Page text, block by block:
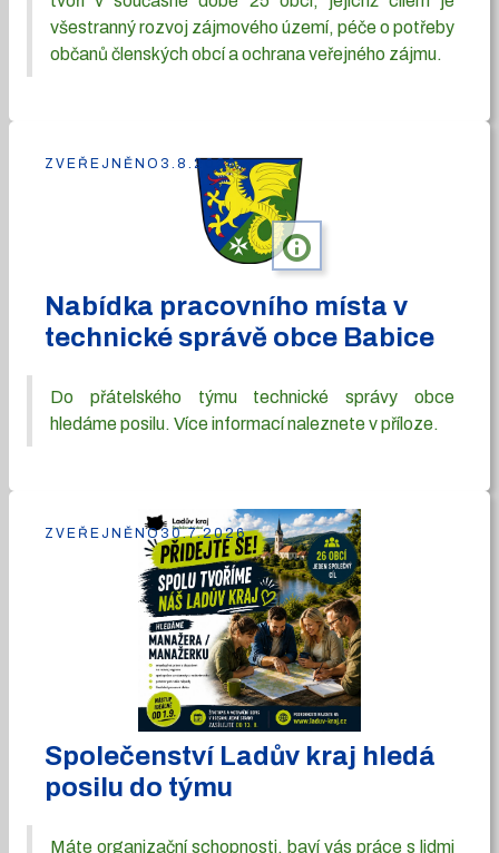
všestranný rozvoj zájmového území, péče o potřeby
občanů členských obcí a ochrana veřejného zájmu.
info
Nabídka pracovního místa v
technické správě obce Babice
Do přátelského týmu technické správy obce
hledáme posilu. Více informací naleznete v příloze.
ZVEŘEJNĚNO 3.8.2026
Společenství Ladův kraj hledá
posilu do týmu
Máte organizační schopnosti, baví vás práce s lidmi
ZVEŘEJNĚNO30.7.2026